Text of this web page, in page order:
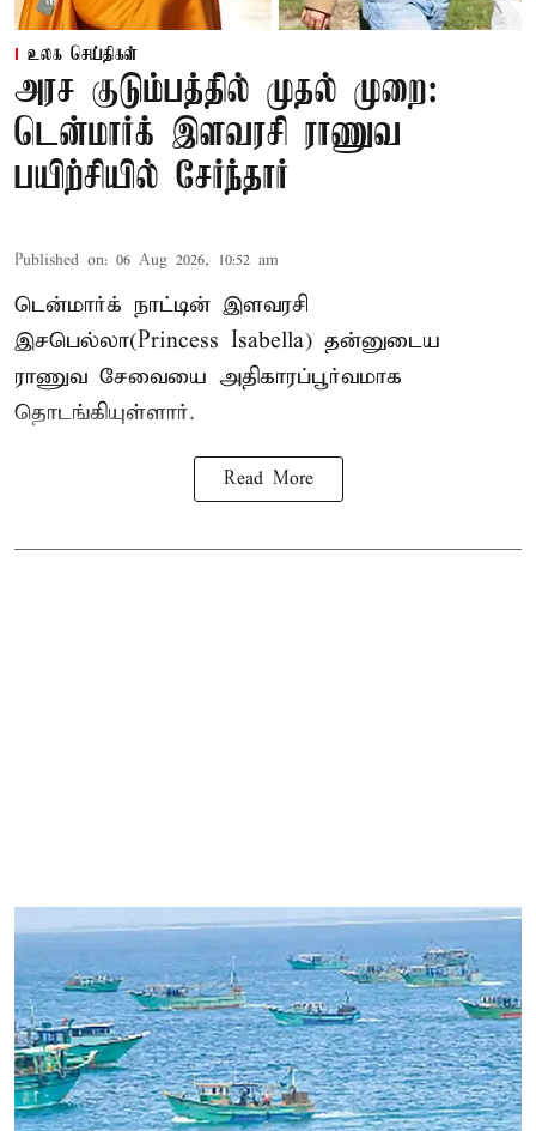
உலக செய்திகள்
அரச குடும்பத்தில் முதல் முறை:
டென்மார்க் இளவரசி ராணுவ
பயிற்சியில் சேர்ந்தார்
Published on: 06 Aug 2026, 10:52 am
டென்மார்க் நாட்டின் இளவரசி
இசபெல்லா(Princess Isabella) தன்னுடைய
ராணுவ சேவையை அதிகாரப்பூர்வமாக
தொடங்கியுள்ளார்.
Read More